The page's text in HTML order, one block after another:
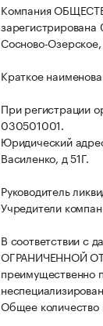
Компания
зарегистрирована
Сосново-Озерское,
Краткое
При регистрации
030501001.
Юридический
Василенко, д 51Г.
Руководитель
Учредители
В соответствии с
ОГРАНИЧЕННОЙ
преимущественно
Общее количество